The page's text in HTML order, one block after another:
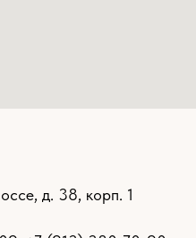
д. 38, корп. 1